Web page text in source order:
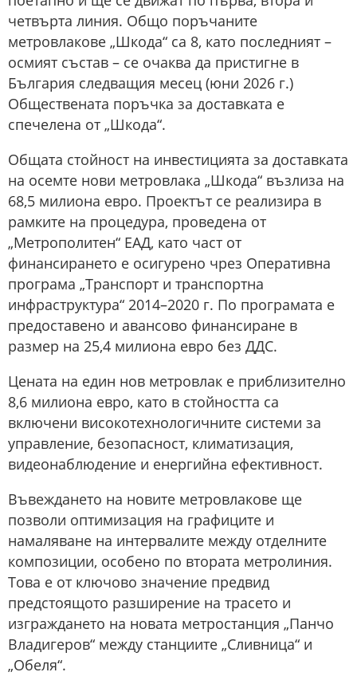
четвърта линия. Общо поръчаните
метровлакове „Шкода“ са 8, като последният –
осмият състав – се очаква да пристигне в
България следващия месец (юни 2026 г.)
Обществената поръчка за доставката е
спечелена от „Шкода“.
Общата стойност на инвестицията за доставката
на осемте нови метровлака „Шкода“ възлиза на
68,5 милиона евро. Проектът се реализира в
рамките на процедура, проведена от
„Метрополитен“ ЕАД, като част от
финансирането е осигурено чрез Оперативна
програма „Транспорт и транспортна
инфраструктура“ 2014–2020 г. По програмата е
предоставено и авансово финансиране в
размер на 25,4 милиона евро без ДДС.
Цената на един нов метровлак е приблизително
8,6 милиона евро, като в стойността са
включени високотехнологичните системи за
управление, безопасност, климатизация,
видеонаблюдение и енергийна ефективност.
Въвеждането на новите метровлакове ще
позволи оптимизация на графиците и
намаляване на интервалите между отделните
композиции, особено по втората метролиния.
Това е от ключово значение предвид
предстоящото разширение на трасето и
изграждането на новата метростанция „Панчо
Владигеров“ между станциите „Сливница“ и
„Обеля“.